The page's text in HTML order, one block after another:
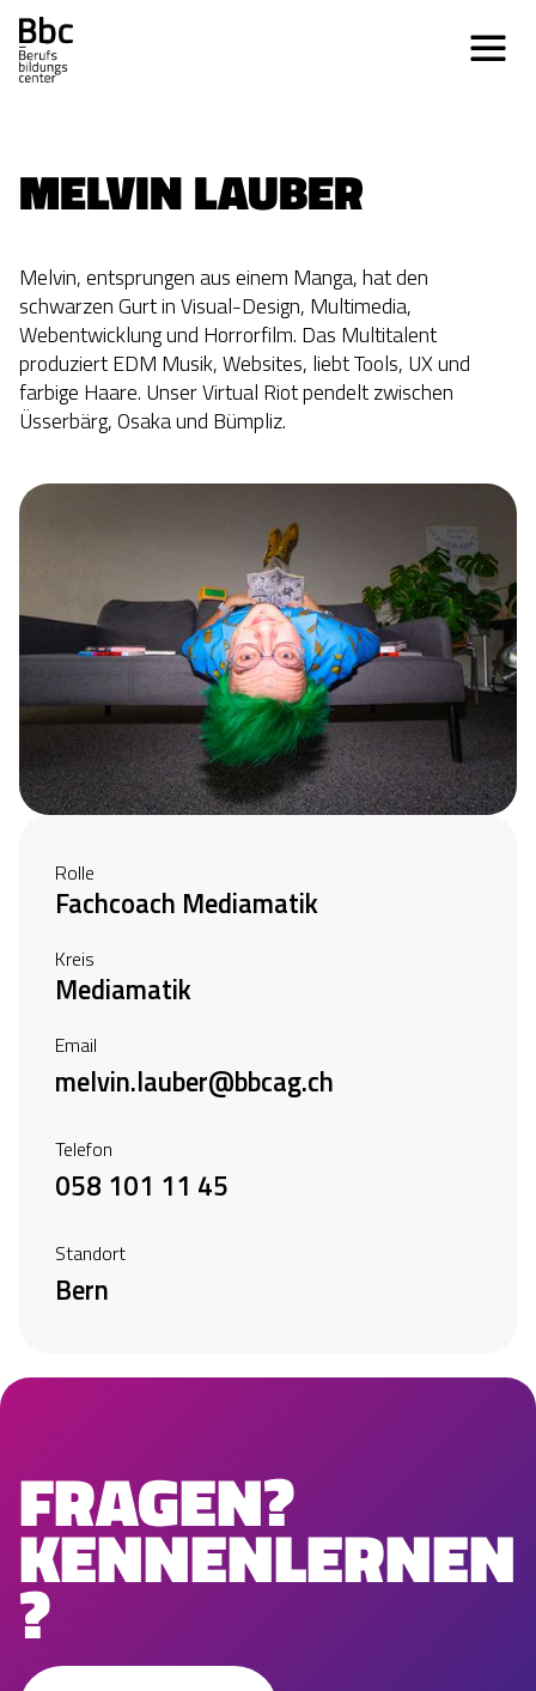
MELVIN LAUBER
Melvin, entsprungen aus einem Manga, hat den
schwarzen Gurt in Visual-Design, Multimedia,
Webentwicklung und Horrorfilm. Das Multitalent
produziert EDM Musik, Websites, liebt Tools, UX und
farbige Haare. Unser Virtual Riot pendelt zwischen
Üsserbärg, Osaka und Bümpliz.
Rolle
Fachcoach Mediamatik
Kreis
Mediamatik
Email
melvin.lauber@bbcag.ch
Telefon
058 101 11 45
Standort
Bern
FRAGEN?
KENNENLERNEN
?